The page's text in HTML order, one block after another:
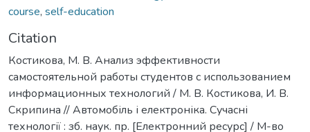
course, self-education
Citation
Костикова, М. В. Анализ эффективности
самостоятельной работы студентов с использованием
информационных технологий / М. В. Костикова, И. В.
Скрипина // Автомобіль і електроніка. Сучасні
технології : зб. наук. пр. [Електронний ресурс] / М-во